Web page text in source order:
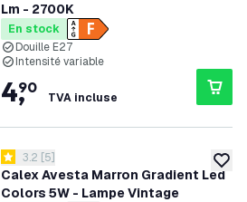
Lm - 2700K
En stock
Douille E27
Intensité variable
4,
90
TVA incluse
Calex Avesta Marron Gradient Led
Colors 5W - Lampe Vintage
ouvrir le tiroir des avis
3.2 étoiles de notation
3.2 [5]